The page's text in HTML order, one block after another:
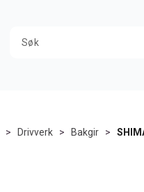
> Drivverk > Bakgir >